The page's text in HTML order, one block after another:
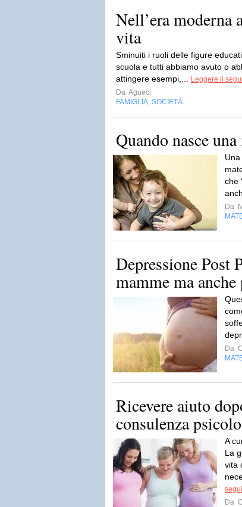
Nell’era
vita
Sminuiti i ruoli delle figure
scuola e tutti abbiamo avuto o
attingere esempi,...
Leggere il
Da Agueci
FAMIGLIA SOCIETÀ
Quando nasce
che
Da
Depressione Post
mamme ma anche
Da
Ricevere aiuto
consulenza
A
La
vita
Da